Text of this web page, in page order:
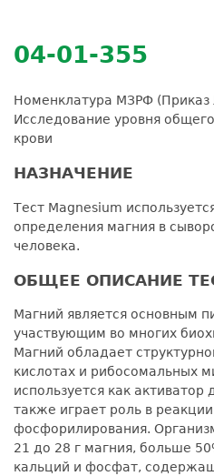
Налоговый вычет
04-01-355
Номенклатура МЗРФ
Исследование уровня
крови
НАЗНАЧЕНИЕ
Тест Magnesium
определения магния в
человека.
ОБЩЕЕ ОПИСАНИЕ
Магний является основным
участвующим во многих
Магний обладает
кислотах и рибосомальных
используется как
также играет роль в
фосфорилирования.
21 до 28 г магния, больше
кальций и фосфат,